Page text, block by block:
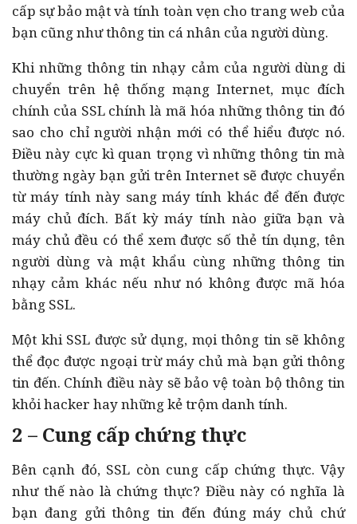
cấp sự bảo mật và tính toàn vẹn cho trang web của
bạn cũng như thông tin cá nhân của người dùng.
Khi những thông tin nhạy cảm của người dùng di
chuyển trên hệ thống mạng Internet, mục đích
chính của SSL chính là mã hóa những thông tin đó
sao cho chỉ người nhận mới có thể hiểu được nó.
Điều này cực kì quan trọng vì những thông tin mà
thường ngày bạn gửi trên Internet sẽ được chuyển
từ máy tính này sang máy tính khác để đến được
máy chủ đích. Bất kỳ máy tính nào giữa bạn và
máy chủ đều có thể xem được số thẻ tín dụng, tên
người dùng và mật khẩu cùng những thông tin
nhạy cảm khác nếu như nó không được mã hóa
bằng SSL.
Một khi SSL được sử dụng, mọi thông tin sẽ không
thể đọc được ngoại trừ máy chủ mà bạn gửi thông
tin đến. Chính điều này sẽ bảo vệ toàn bộ thông tin
khỏi hacker hay những kẻ trộm danh tính.
2 – Cung cấp chứng thực
Bên cạnh đó, SSL còn cung cấp chứng thực. Vậy
như thế nào là chứng thực? Điều này có nghĩa là
bạn đang gửi thông tin đến đúng máy chủ chứ